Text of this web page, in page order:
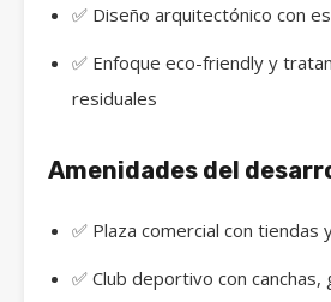
✅ Diseño arquitectónico con
✅ Enfoque eco-friendly y
residuales
Amenidades del
✅ Plaza comercial con tiendas
✅ Club deportivo con canchas,